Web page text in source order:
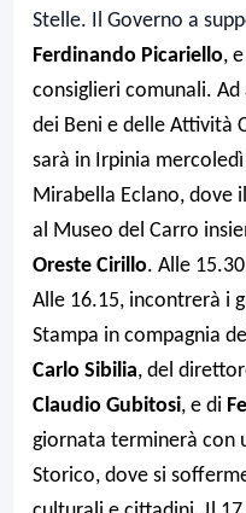
Stelle. Il Governo a
Ferdinando Picariello,
consiglieri comunali.
dei Beni e delle Attività
sarà in Irpinia
Mirabella Eclano, dove
al Museo del Carro
Oreste Cirillo. Alle
Alle 16.15, incontrerà i
Stampa in compagnia
Carlo Sibilia, del
Claudio Gubitosi, e di
giornata terminerà con
Storico, dove si